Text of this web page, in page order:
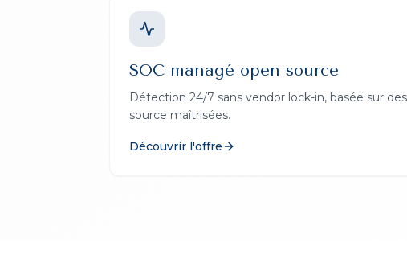
SOC managé open source
Détection 24/7 sans vendor lock-in, basée sur
source maîtrisées.
Découvrir l'offre